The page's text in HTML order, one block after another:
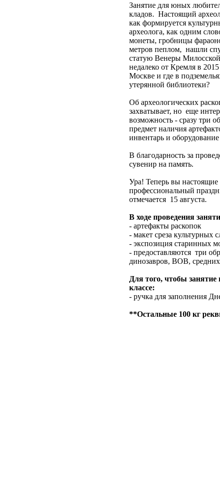
Занятие для юных
кладов. Настоящий
как формируется
археолога, как одним
монеты, гробницы
метров пеплом, нашли
статую Венеры
недалеко от Кремля в
Москве и где в
утерянной библиотеки?
Об археологических
захватывает, но еще
возможность - сразу три
предмет наличия
инвентарь и
В благодарность за
сувенир на память.
Ура! Теперь вы настоящие
профессиональный
отмечается 15 августа.
В ходе проведения
- артефакты раскопок
- макет среза культурных
- экспозиция старинных
- предоставляются три
динозавров, ВОВ,
Для того, чтобы
классе:
- ручка для заполнения
**Остальные 100 кг